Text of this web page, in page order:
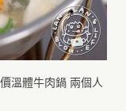
溫體牛肉鍋 兩個人